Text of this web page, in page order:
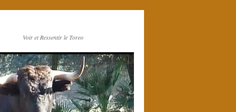
Voir et Ressentir le Toreo